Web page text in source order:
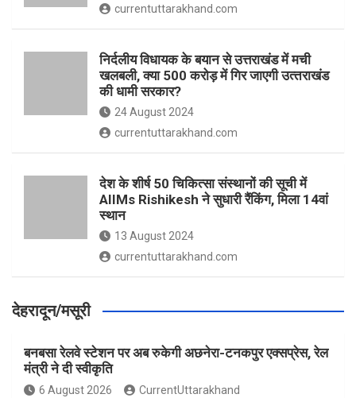
currentuttarakhand.com
निर्दलीय विधायक के बयान से उत्तराखंड में मची
खलबली, क्‍या 500 करोड़ में गिर जाएगी उत्‍तराखंड
की धामी सरकार?
24 August 2024
currentuttarakhand.com
देश के शीर्ष 50 चिकित्सा संस्थानों की सूची में
AIIMs Rishikesh ने सुधारी रैंकिंग, मिला 14वां
स्थान
13 August 2024
currentuttarakhand.com
देहरादून/मसूरी
बनबसा रेलवे स्टेशन पर अब रुकेगी अछनेरा-टनकपुर एक्सप्रेस, रेल
मंत्री ने दी स्वीकृति
6 August 2026 CurrentUttarakhand